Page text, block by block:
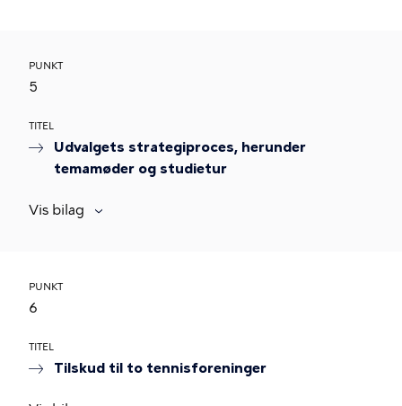
PUNKT
5
TITEL
Udvalgets strategiproces, herunder
temamøder og studietur
Vis bilag
PUNKT
6
TITEL
Tilskud til to tennisforeninger